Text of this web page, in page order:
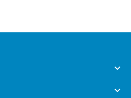

